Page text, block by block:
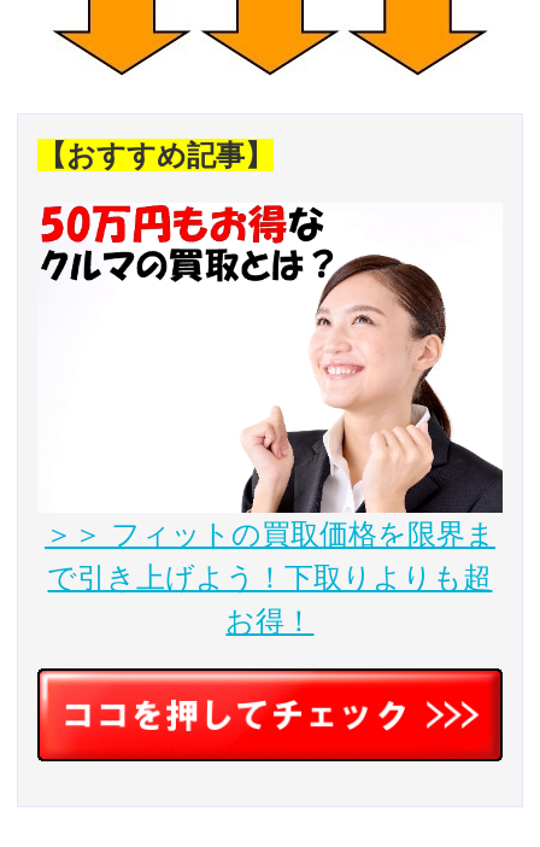
【おすすめ記事】
＞＞ フィットの買取価格を限界ま
で引き上げよう！下取りよりも超
お得！